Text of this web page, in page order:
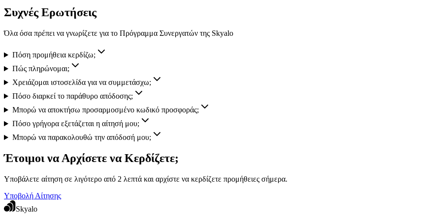
Συχνές Ερωτήσεις
Όλα όσα πρέπει να γνωρίζετε για το Πρόγραμμα Συνεργατών της Skyalo
Πόση προμήθεια κερδίζω;
Πώς πληρώνομαι;
Χρειάζομαι ιστοσελίδα για να συμμετάσχω;
Πόσο διαρκεί το παράθυρο απόδοσης;
Μπορώ να αποκτήσω προσαρμοσμένο κωδικό προσφοράς;
Πόσο γρήγορα εξετάζεται η αίτησή μου;
Μπορώ να παρακολουθώ την απόδοσή μου;
Έτοιμοι να Αρχίσετε να Κερδίζετε;
Υποβάλετε αίτηση σε λιγότερο από 2 λεπτά και αρχίστε να κερδίζετε προμήθειες σήμερα.
Υποβολή Αίτησης
Skyalo